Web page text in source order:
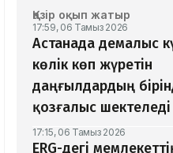
Қазір оқып жатыр
17:59, 06 Тамыз 2026
Астанада демалыс
көлік көп жүретін
даңғылдардың
қозғалыс шектеледі
17:15, 06 Тамыз 2026
ERG-дегі